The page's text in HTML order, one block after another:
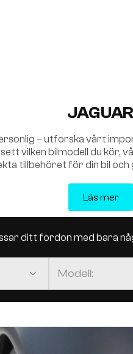
JAGUAR
– utforska vårt
vilken bilmodell du
tillbehöret för din bil och
Läs mer
ditt fordon med bara